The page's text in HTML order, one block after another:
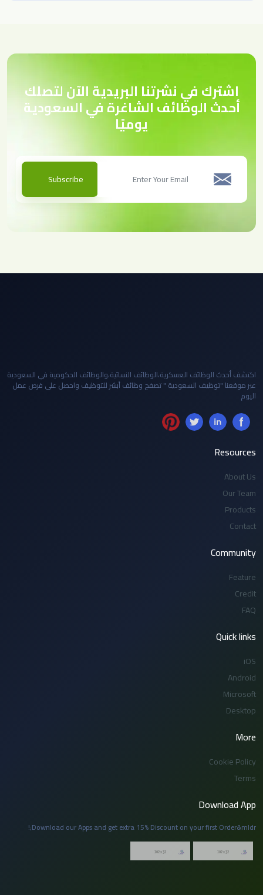
اشترك في نشرتنا البريدية الآن لتصلك
أحدث الوظائف الشاغرة في السعودية
يوميًا
Subscribe
اكتشف أحدث الوظائف العسكرية،الوظائف النسائية،والوظائف الحكومية في السعودية
عبر موقعنا "توظيف السعودية " تصفح وظائف أبشر للتوظيف واحصل على فرص عمل
اليوم
Resources
About Us
Our Team
Products
Contact
Community
Feature
Credit
FAQ
Quick links
iOS
Android
Microsoft
Desktop
More
Cookie Policy
Terms
Download App
Download our Apps and get extra 15% Discount on your first Order&mldr;!